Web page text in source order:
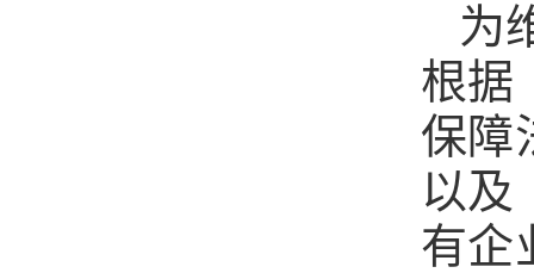
为
根据
保障
以及
有企